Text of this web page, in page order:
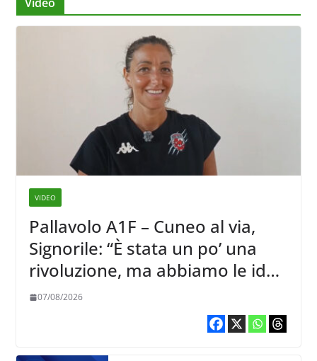
VIDEO
Pallavolo A1F – Cuneo al via,
Signorile: “È stata un po’ una
rivoluzione, ma abbiamo le idee
chiare siu cosa vogliamo fare”
07/08/2026